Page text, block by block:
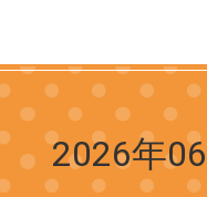
2026年